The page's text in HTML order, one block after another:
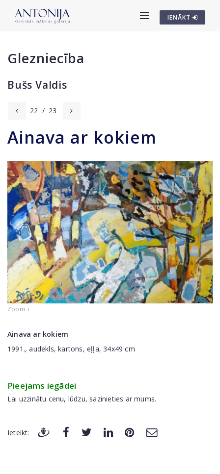
IENĀKT
Glezniecība
Bušs Valdis
22 / 23
Ainava ar kokiem
Zoom +
Ainava ar kokiem
1991., audekls, kartons, eļļa, 34x49 cm
Pieejams iegādei
Lai uzzinātu cenu, lūdzu, sazinieties ar mums.
Ieteikt: